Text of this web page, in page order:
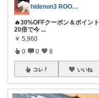
hidenon3 ROOM訪問購入感謝！
🔥30%OFFクーポン＆ポイント
20倍で今 ...
￥ 5,960
0 0 8
コレ いいね